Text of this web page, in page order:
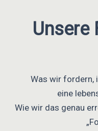
Unsere
Was wir fordern,
eine
Wie wir das genau